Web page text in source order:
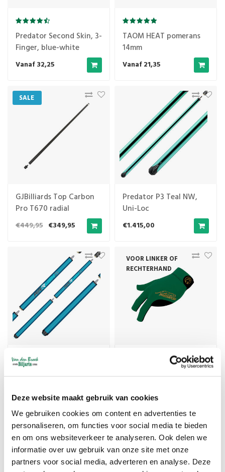
Deze website maakt gebruik van cookies
We gebruiken cookies om content en advertenties te
personaliseren, om functies voor social media te bieden
en om ons websiteverkeer te analyseren. Ook delen we
informatie over uw gebruik van onze site met onze
partners voor social media, adverteren en analyse. Deze
Predator Second Skin, 3-
Finger, blue-white
Vanaf 32,25
TAOM HEAT pomerans
14mm
Vanaf 21,35
SALE
GJBilliards Top Carbon
Pro T670 radial
standaard of VP2
€449,95 €349,95
Predator P3 Teal NW,
Uni-Loc
€1.415,00
Predator Air Rush Color
of the Year NW, three-
VOOR LINKER OF
RECHTERHAND
Predator Second Skin, 3-
Finger, green-gold